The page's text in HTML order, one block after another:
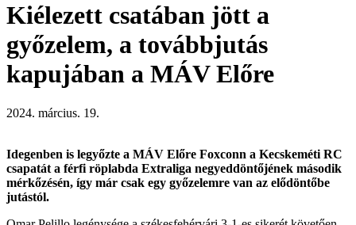
Kiélezett csatában jött a
győzelem, a továbbjutás
kapujában a MÁV Előre
2024. március. 19.
Idegenben is legyőzte a MÁV Előre Foxconn a Kecskeméti RC
csapatát a férfi röplabda Extraliga negyeddöntőjének második
mérkőzésén, így már csak egy győzelemre van az elődöntőbe
jutástól.